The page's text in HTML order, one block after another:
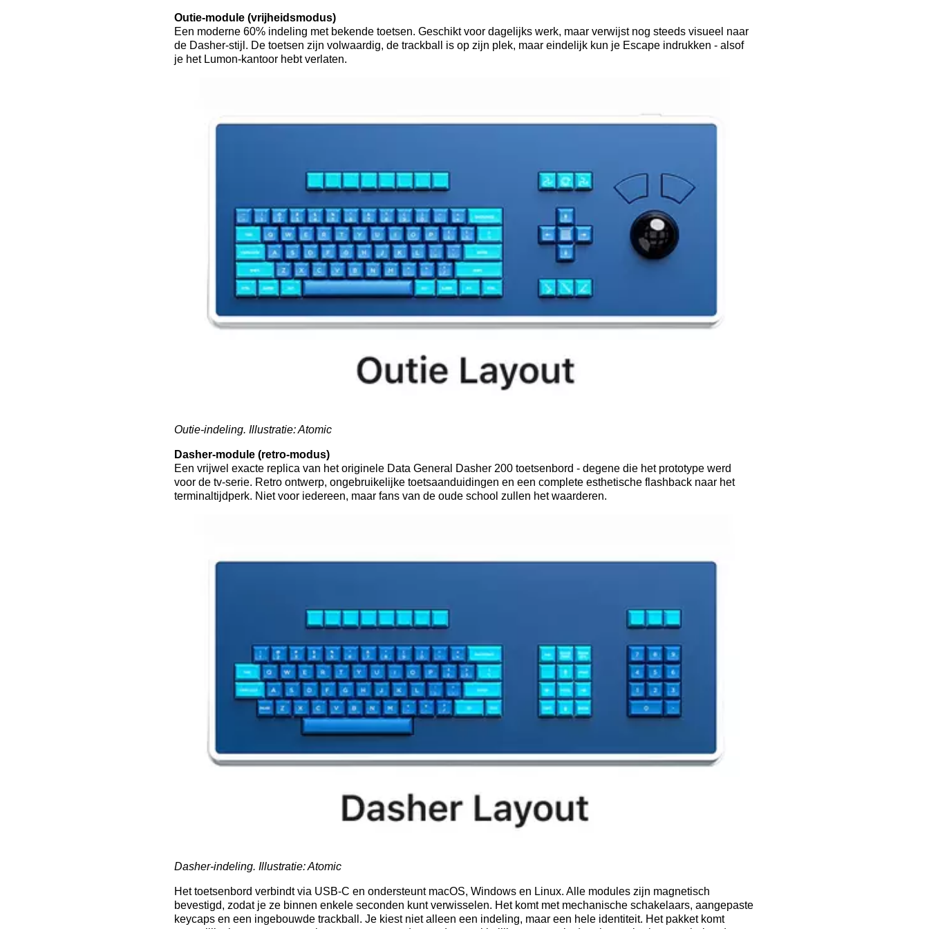
Outie-module (vrijheidsmodus)
Een moderne 60% indeling met bekende toetsen. Geschikt voor dagelijks werk, maar verwijst nog steeds visueel naar
de Dasher-stijl. De toetsen zijn volwaardig, de trackball is op zijn plek, maar eindelijk kun je Escape indrukken - alsof
je het Lumon-kantoor hebt verlaten.
Outie-indeling. Illustratie:Atomic
Dasher-module (retro-modus)
Een vrijwel exacte replica van het originele Data General Dasher 200 toetsenbord - degene die het prototype werd
voor de tv-serie. Retro ontwerp, ongebruikelijke toetsaanduidingen en een complete esthetische flashback naar het
terminaltijdperk. Niet voor iedereen, maar fans van de oude school zullen het waarderen.
Dasher-indeling. Illustratie: Atomic
Het toetsenbord verbindt via USB-C en ondersteunt macOS, Windows en Linux. Alle modules zijn magnetisch
bevestigd, zodat je ze binnen enkele seconden kunt verwisselen. Het komt met mechanische schakelaars, aangepaste
keycaps en een ingebouwde trackball. Je kiest niet alleen een indeling, maar een hele identiteit. Het pakket komt